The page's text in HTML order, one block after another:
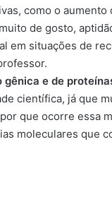
como o
de gosto,
em situações de
gênica e de
científica, já que
que ocorre essa
moleculares que